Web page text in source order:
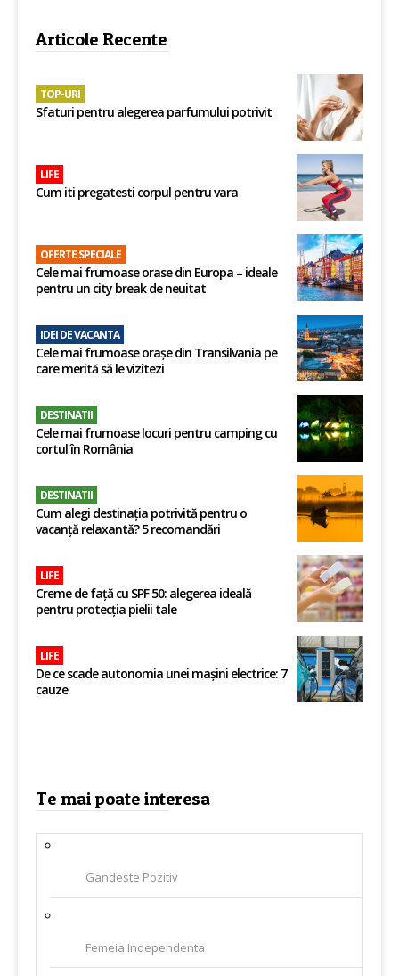
Articole Recente
TOP-URI
Sfaturi pentru alegerea parfumului potrivit
LIFE
Cum iti pregatesti corpul pentru vara
OFERTE SPECIALE
Cele mai frumoase orase din Europa – ideale
pentru un city break de neuitat
IDEI DE VACANTA
Cele mai frumoase orașe din Transilvania pe
care merită să le vizitezi
DESTINATII
Cele mai frumoase locuri pentru camping cu
cortul în România
DESTINATII
Cum alegi destinația potrivită pentru o
vacanță relaxantă? 5 recomandări
LIFE
Creme de față cu SPF 50: alegerea ideală
pentru protecția pielii tale
LIFE
De ce scade autonomia unei mașini electrice: 7
cauze
Te mai poate interesa
Gandeste Pozitiv
Femeia Independenta